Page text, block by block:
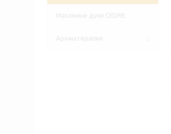
Масляные духи CEDRE
Ароматерапия